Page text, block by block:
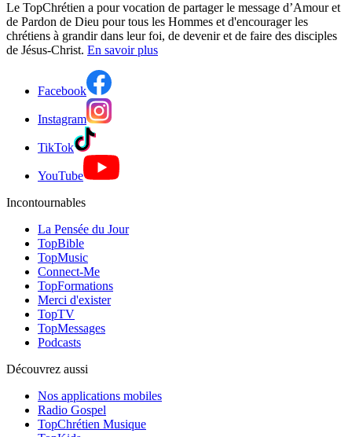
Le TopChrétien a pour vocation de partager le message d’Amour et
de Pardon de Dieu pour tous les Hommes et d'encourager les
chrétiens à grandir dans leur foi, de devenir et de faire des disciples
de Jésus-Christ. En savoir plus
Facebook
Instagram
TikTok
YouTube
Incontournables
La Pensée du Jour
TopBible
TopMusic
Connect-Me
TopFormations
Merci d'exister
TopTV
TopMessages
Podcasts
Découvrez aussi
Nos applications mobiles
Radio Gospel
TopChrétien Musique